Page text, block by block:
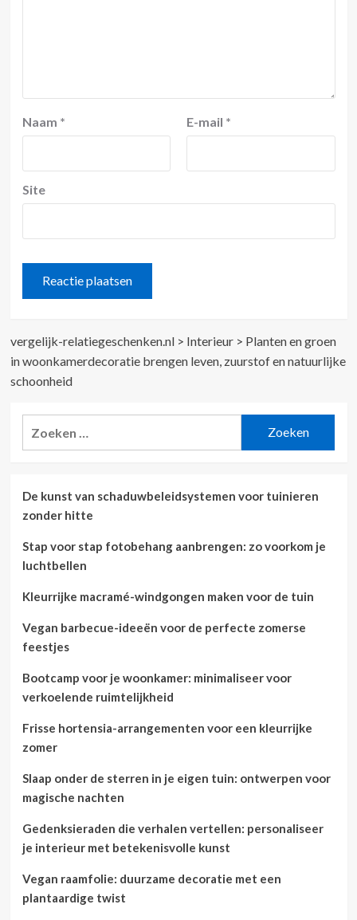
Naam * E-mail *
Site
vergelijk-relatiegeschenken.nl> Interieur> Planten en groen
in woonkamerdecoratie brengen leven, zuurstof en natuurlijke
schoonheid
De kunst van schaduwbeleidsystemen voor tuinieren
zonder hitte
Stap voor stap fotobehang aanbrengen: zo voorkom je
luchtbellen
Kleurrijke macramé-windgongen maken voor de tuin
Vegan barbecue-ideeën voor de perfecte zomerse
feestjes
Bootcamp voor je woonkamer: minimaliseer voor
verkoelende ruimtelijkheid
Frisse hortensia-arrangementen voor een kleurrijke
zomer
Slaap onder de sterren in je eigen tuin: ontwerpen voor
magische nachten
Gedenksieraden die verhalen vertellen: personaliseer
je interieur met betekenisvolle kunst
Vegan raamfolie: duurzame decoratie met een
plantaardige twist